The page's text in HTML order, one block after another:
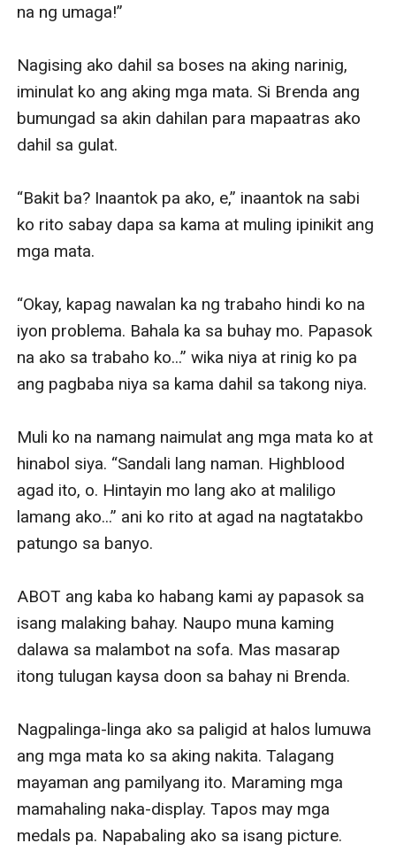
na ng umaga!”
Nagising ako dahil sa boses na aking narinig,
iminulat ko ang aking mga mata. Si Brenda ang
bumungad sa akin dahilan para mapaatras ako
dahil sa gulat.
“Bakit ba? Inaantok pa ako, e,” inaantok na sabi
ko rito sabay dapa sa kama at muling ipinikit ang
mga mata.
“Okay, kapag nawalan ka ng trabaho hindi ko na
iyon problema. Bahala ka sa buhay mo. Papasok
na ako sa trabaho ko...” wika niya at rinig ko pa
ang pagbaba niya sa kama dahil sa takong niya.
Muli ko na namang naimulat ang mga mata ko at
hinabol siya. “Sandali lang naman. Highblood
agad ito, o. Hintayin mo lang ako at maliligo
lamang ako...” ani ko rito at agad na nagtatakbo
patungo sa banyo.
ABOT ang kaba ko habang kami ay papasok sa
isang malaking bahay. Naupo muna kaming
dalawa sa malambot na sofa. Mas masarap
itong tulugan kaysa doon sa bahay ni Brenda.
Nagpalinga-linga ako sa paligid at halos lumuwa
ang mga mata ko sa aking nakita. Talagang
mayaman ang pamilyang ito. Maraming mga
mamahaling naka-display. Tapos may mga
medals pa. Napabaling ako sa isang picture.